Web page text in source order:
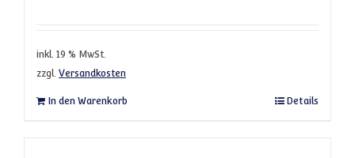
inkl. 19 % MwSt.
zzgl. Versandkosten
In den Warenkorb Details